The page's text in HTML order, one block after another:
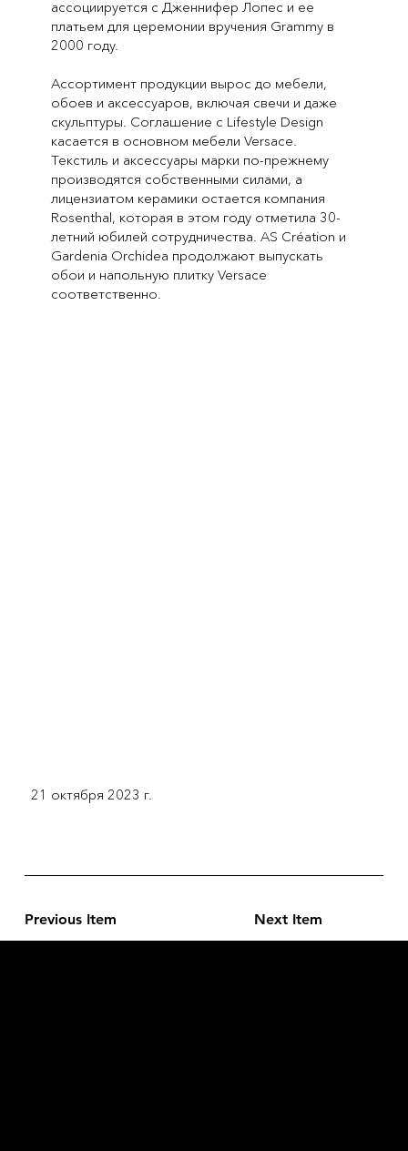
ассоциируется с Дженнифер Лопес и ее
платьем для церемонии вручения Grammy в
2000 году.
Ассортимент продукции вырос до мебели,
обоев и аксессуаров, включая свечи и даже
скульптуры. Соглашение с Lifestyle Design
касается в основном мебели Versace.
Текстиль и аксессуары марки по-прежнему
производятся собственными силами, а
лицензиатом керамики остается компания
Rosenthal, которая в этом году отметила 30-
летний юбилей сотрудничества. AS Création и
Gardenia Orchidea продолжают выпускать
обои и напольную плитку Versace
соответственно.
21 октября 2023 г.
Previous Item Next Item